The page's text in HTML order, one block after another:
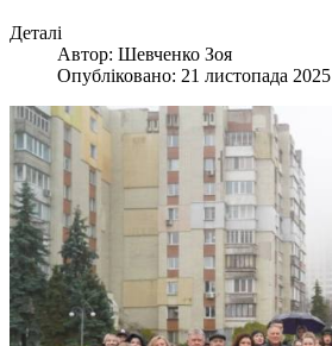
Деталі
Автор: Шевченко Зоя
Опубліковано: 21 листопада 2025